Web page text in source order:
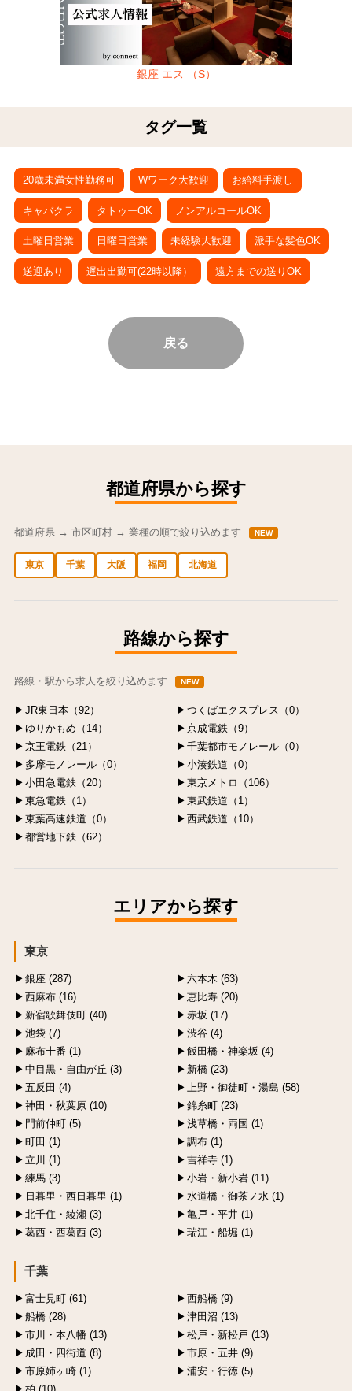
銀座 エス （S）
タグ一覧
20歳未満女性勤務可 Wワーク大歓迎 お給料手渡し
キャバクラ タトゥーOK ノンアルコールOK
土曜日営業 日曜日営業 未経験大歓迎 派手な髪色OK
送迎あり 遅出出勤可(22時以降） 遠方までの送りOK
戻る
都道府県から探す
都道府県 → 市区町村 → 業種の順で絞り込めます NEW
東京 千葉 大阪 福岡 北海道
路線から探す
路線・駅から求人を絞り込めます NEW
JR東日本（92）
つくばエクスプレス（0）
ゆりかもめ（14）
京成電鉄（9）
京王電鉄（21）
千葉都市モノレール（0）
多摩モノレール（0）
小湊鉄道（0）
小田急電鉄（20）
東京メトロ（106）
東急電鉄（1）
東武鉄道（1）
東葉高速鉄道（0）
西武鉄道（10）
都営地下鉄（62）
エリアから探す
東京
銀座 (287)
六本木 (63)
西麻布 (16)
恵比寿 (20)
新宿歌舞伎町 (40)
赤坂 (17)
池袋 (7)
渋谷 (4)
麻布十番 (1)
飯田橋・神楽坂 (4)
中目黒・自由が丘 (3)
新橋 (23)
五反田 (4)
上野・御徒町・湯島 (58)
神田・秋葉原 (10)
錦糸町 (23)
門前仲町 (5)
浅草橋・両国 (1)
町田 (1)
調布 (1)
立川 (1)
吉祥寺 (1)
練馬 (3)
小岩・新小岩 (11)
日暮里・西日暮里 (1)
水道橋・御茶ノ水 (1)
北千住・綾瀬 (3)
亀戸・平井 (1)
葛西・西葛西 (3)
瑞江・船堀 (1)
千葉
富士見町 (61)
西船橋 (9)
船橋 (28)
津田沼 (13)
市川・本八幡 (13)
松戸・新松戸 (13)
成田・四街道 (8)
市原・五井 (9)
市原姉ヶ崎 (1)
浦安・行徳 (5)